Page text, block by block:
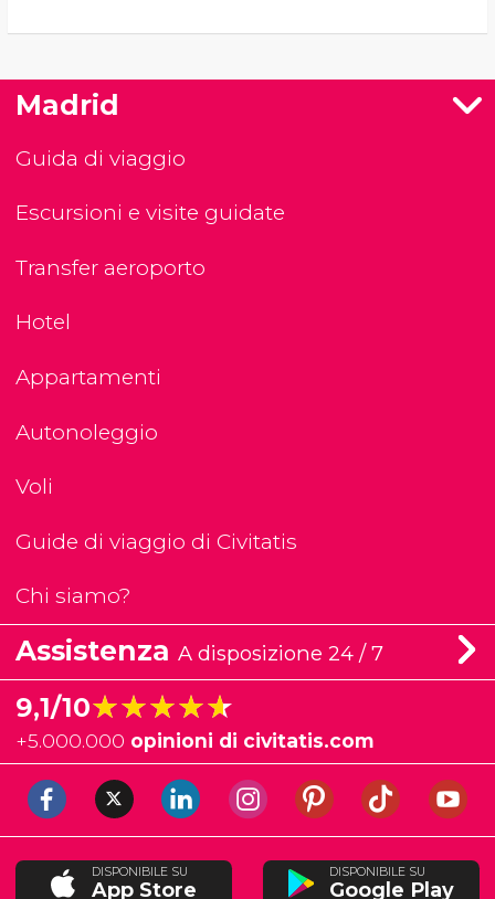
Madrid
Guida di viaggio
Escursioni e visite guidate
Transfer aeroporto
Hotel
Appartamenti
Autonoleggio
Voli
Guide di viaggio di Civitatis
Chi siamo?
Assistenza A disposizione 24 / 7
9,1/10★★★★★
★★★★★
+5.000.000 opinioni di civitatis.com
DISPONIBILE SU
App Store
DISPONIBILE SU
Google Play